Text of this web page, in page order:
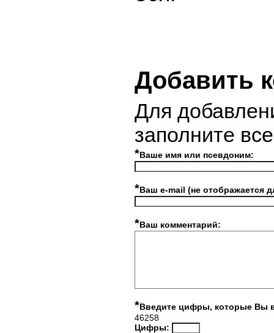
Добавить
Для
заполните
*Ваше имя или псевдоним:
*Ваш e-mail (не отображается
*Ваш комментарий:
*Введите цифры, которые Вы
46258
Цифры: